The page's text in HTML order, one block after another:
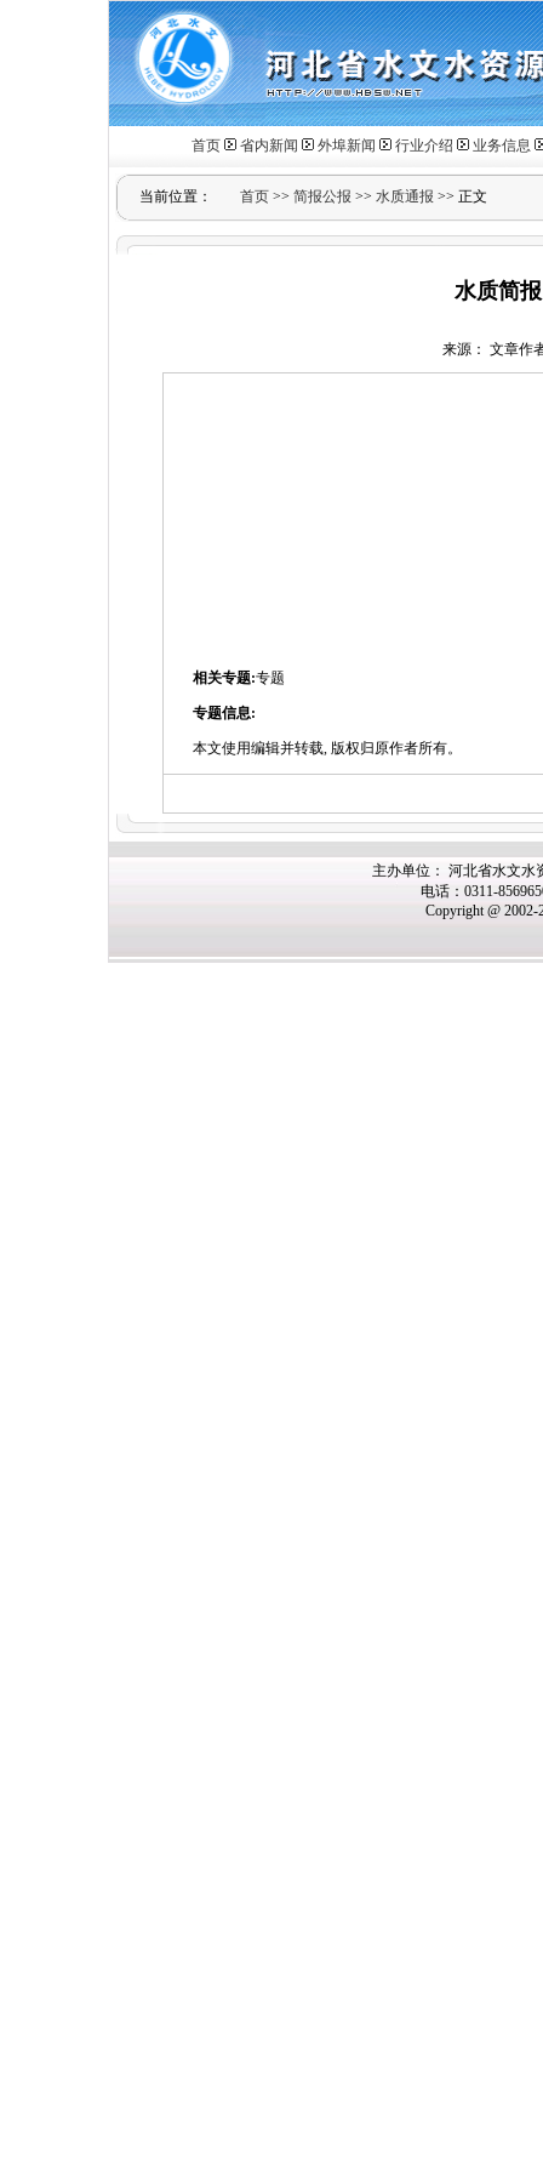
首页 省内新闻 外埠新闻 行业介绍 业务信息
当前位置： 首页 >> 简报公报 >> 水质通报 >> 正文
水质简
来源： 文章作
相关专题:专题
专题信息:
本文使用编辑并转载, 版权归原作者所有。
主办单位： 河北省水文水
电话：0311-
Copyright @ 2002-